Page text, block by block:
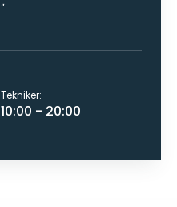
"
Tekniker:
10:00 - 20:00